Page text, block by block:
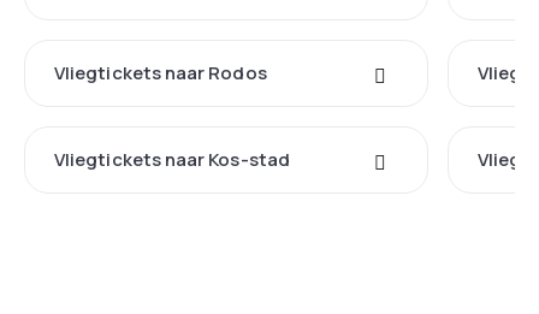
Vliegtickets naar Rodos
Vliegtickets naar Kos-stad